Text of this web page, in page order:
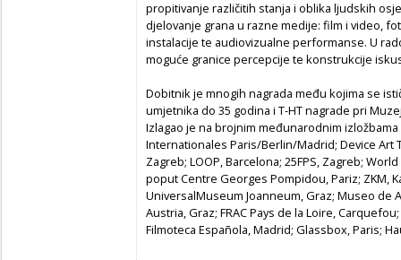
propitivanje različitih stanja i oblika ljudskih
djelovanje grana u razne medije: film i video,
instalacije te audiovizualne performanse. U
moguće granice percepcije te konstrukcije
Dobitnik je mnogih nagrada među kojima se
umjetnika do 35 godina i T-HT nagrade pri
Izlagao je na brojnim međunarodnim
Internationales Paris/Berlin/Madrid; Device Art
Zagreb; LOOP, Barcelona; 25FPS, Zagreb;
poput Centre Georges Pompidou, Pariz; ZKM,
UniversalMuseum Joanneum, Graz; Museo de
Austria, Graz; FRAC Pays de la Loire,
Filmoteca Española, Madrid; Glassbox, Paris;